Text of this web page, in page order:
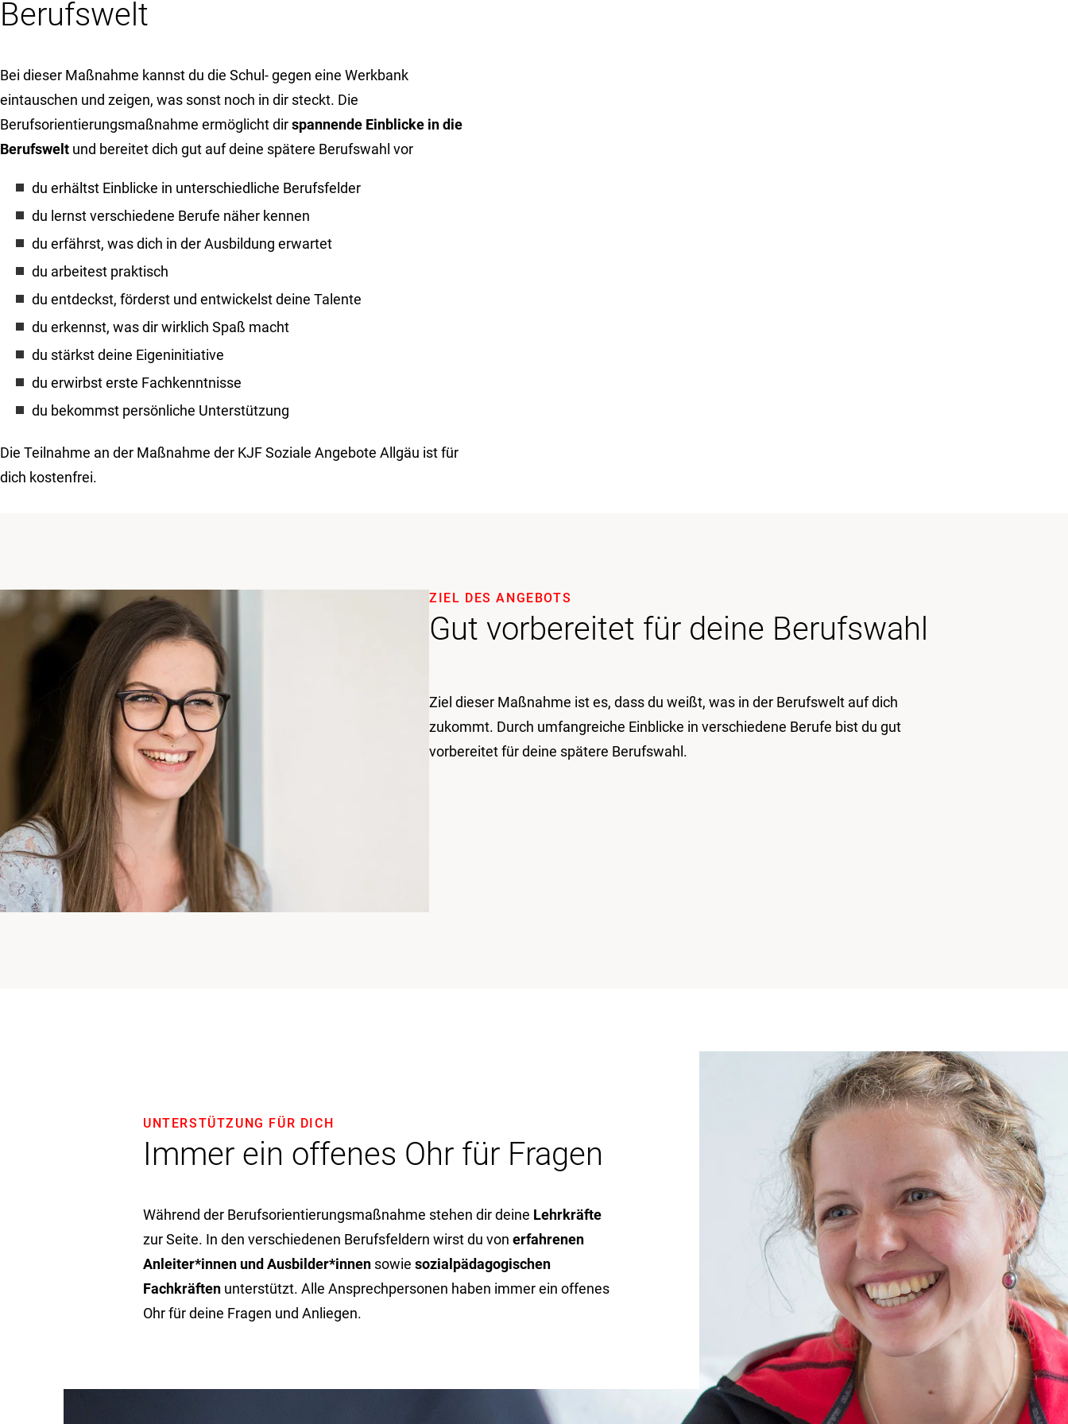
Berufswelt
Bei dieser Maßnahme kannst du die Schul- gegen eine Werkbank
eintauschen und zeigen, was sonst noch in dir steckt. Die
Berufsorientierungsmaßnahme ermöglicht dirspannende Einblicke in die
Berufswelt und bereitet dich gut auf deine spätere Berufswahl vor
du erhältst Einblicke in unterschiedliche Berufsfelder
du lernst verschiedene Berufe näher kennen
du erfährst, was dich in der Ausbildung erwartet
du arbeitest praktisch
du entdeckst, förderst und entwickelst deine Talente
du erkennst, was dir wirklich Spaß macht
du stärkst deine Eigeninitiative
du erwirbst erste Fachkenntnisse
du bekommst persönliche Unterstützung
Die Teilnahme an der Maßnahme der KJF Soziale Angebote Allgäu ist für
dich kostenfrei.
Gut vorbereitet für deine Berufswahl
ZIEL DES ANGEBOTS
Ziel dieser Maßnahme ist es, dass du weißt, was in der Berufswelt auf dich
zukommt. Durch umfangreiche Einblicke in verschiedene Berufe bist du gut
vorbereitet für deine spätere Berufswahl.
Immer ein offenes Ohr für Fragen
UNTERSTÜTZUNG FÜR DICH
Während der Berufsorientierungsmaßnahme stehen dir deine Lehrkräfte
zur Seite. In den verschiedenen Berufsfeldern wirst du von erfahrenen
Anleiter*innen und Ausbilder*innen sowie sozialpädagogischen
Fachkräften unterstützt. Alle Ansprechpersonen haben immer ein offenes
Ohr für deine Fragen und Anliegen.